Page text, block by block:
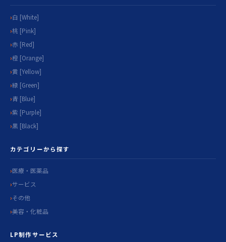
白 [White]
桃 [Pink]
赤 [Red]
橙 [Orange]
黄 [Yellow]
緑 [Green]
青 [Blue]
紫 [Purple]
黒 [Black]
カテゴリーから探す
医療・医薬品
サービス
その他
美容・化粧品
LP制作サービス